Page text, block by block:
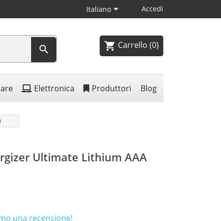
Italiano Accedi
 shopping_cart Carrello (0)
Elettronica Produttori Blog
Ultimate Lithium AAA
una recensione!